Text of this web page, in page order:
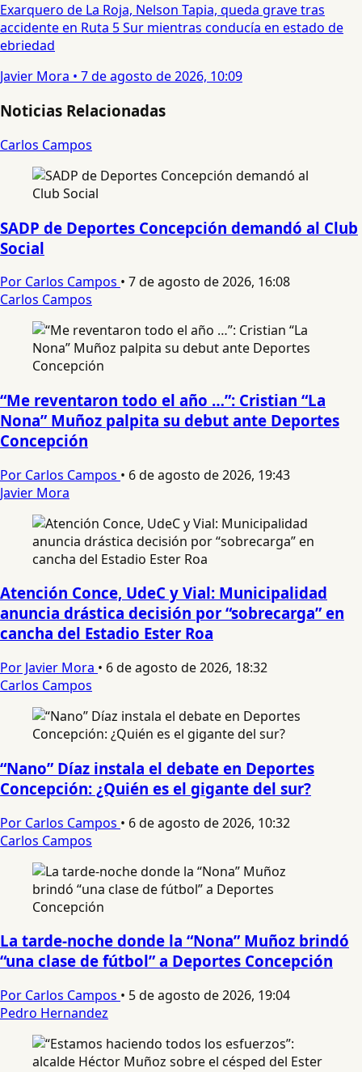
Exarquero de La Roja, Nelson Tapia, queda grave tras
accidente en Ruta 5 Sur mientras conducía en estado de
ebriedad
Javier Mora • 7 de agosto de 2026, 10:09
Noticias Relacionadas
Carlos Campos
SADP de Deportes Concepción demandó al Club
Social
Por Carlos Campos • 7 de agosto de 2026, 16:08
Carlos Campos
“Me reventaron todo el año …”: Cristian “La
Nona” Muñoz palpita su debut ante Deportes
Concepción
Por Carlos Campos • 6 de agosto de 2026, 19:43
Javier Mora
Atención Conce, UdeC y Vial: Municipalidad
anuncia drástica decisión por “sobrecarga” en
cancha del Estadio Ester Roa
Por Javier Mora • 6 de agosto de 2026, 18:32
Carlos Campos
“Nano” Díaz instala el debate en Deportes
Concepción: ¿Quién es el gigante del sur?
Por Carlos Campos • 6 de agosto de 2026, 10:32
Carlos Campos
La tarde-noche donde la “Nona” Muñoz brindó
“una clase de fútbol” a Deportes Concepción
Por Carlos Campos • 5 de agosto de 2026, 19:04
Pedro Hernandez